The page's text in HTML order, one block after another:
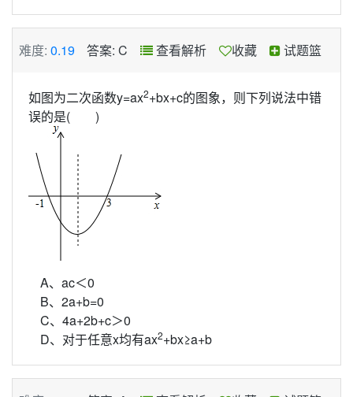
难度: 0.19 答案: C 查看解析 收藏 试题篮
如图为二次函数y=ax2+bx+c的图象，则下列说法中错
误的是( )
A、ac＜0
B、2a+b=0
C、4a+2b+c＞0
D、对于任意x均有ax2+bx≥a+b